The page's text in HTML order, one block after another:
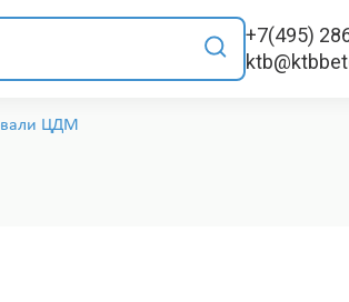
+7(495)
ЦДМ